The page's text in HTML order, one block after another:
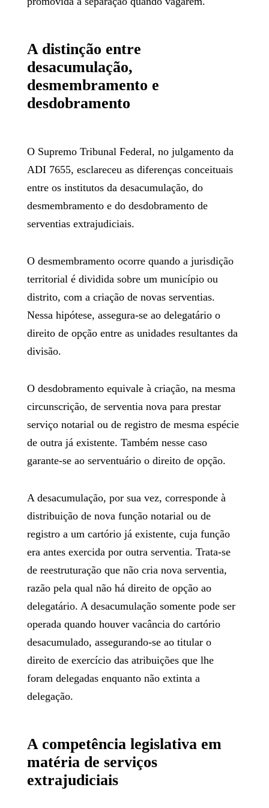
A distinção entre
desacumulação,
desmembramento e
desdobramento
O Supremo Tribunal Federal, no julgamento da
ADI 7655, esclareceu as diferenças conceituais
entre os institutos da desacumulação, do
desmembramento e do desdobramento de
serventias extrajudiciais.
O desmembramento ocorre quando a jurisdição
territorial é dividida sobre um município ou
distrito, com a criação de novas serventias.
Nessa hipótese, assegura-se ao delegatário o
direito de opção entre as unidades resultantes da
divisão.
O desdobramento equivale à criação, na mesma
circunscrição, de serventia nova para prestar
serviço notarial ou de registro de mesma espécie
de outra já existente. Também nesse caso
garante-se ao serventuário o direito de opção.
A desacumulação, por sua vez, corresponde à
distribuição de nova função notarial ou de
registro a um cartório já existente, cuja função
era antes exercida por outra serventia. Trata-se
de reestruturação que não cria nova serventia,
razão pela qual não há direito de opção ao
delegatário. A desacumulação somente pode ser
operada quando houver vacância do cartório
desacumulado, assegurando-se ao titular o
direito de exercício das atribuições que lhe
foram delegadas enquanto não extinta a
delegação.
A competência legislativa em
matéria de serviços
extrajudiciais